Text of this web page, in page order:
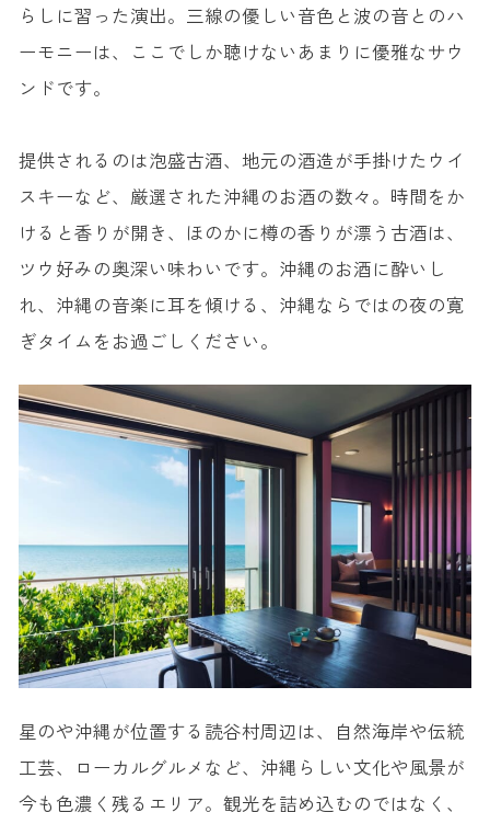
らしに習った演出。三線の優しい音色と波の音とのハ
ーモニーは、ここでしか聴けないあまりに優雅なサウ
ンドです。
提供されるのは泡盛古酒、地元の酒造が手掛けたウイ
スキーなど、厳選された沖縄のお酒の数々。時間をか
けると香りが開き、ほのかに樽の香りが漂う古酒は、
ツウ好みの奥深い味わいです。沖縄のお酒に酔いし
れ、沖縄の音楽に耳を傾ける、沖縄ならではの夜の寛
ぎタイムをお過ごしください。
星のや沖縄が位置する読谷村周辺は、自然海岸や伝統
工芸、ローカルグルメなど、沖縄らしい文化や風景が
今も色濃く残るエリア。観光を詰め込むのではなく、